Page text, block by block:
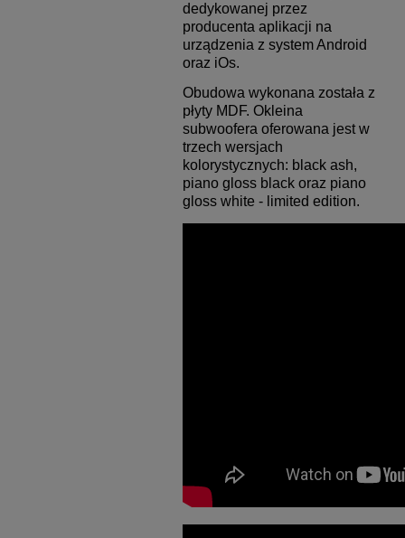
dedykowanej przez
producenta aplikacji na
urządzenia z system Android
oraz iOs.
Obudowa wykonana została z
płyty MDF. Okleina
subwoofera oferowana jest w
trzech wersjach
kolorystycznych: black ash,
piano gloss black oraz piano
gloss white - limited edition.